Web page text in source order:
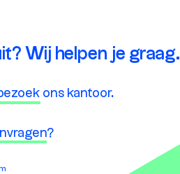
Wij helpen je graag.
ons kantoor.
?